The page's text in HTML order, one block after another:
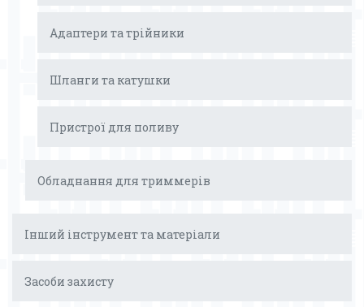
Адаптери та трійники
Шланги та катушки
Пристрої для поливу
Обладнання для триммерів
Інший інструмент та матеріали
Засоби захисту